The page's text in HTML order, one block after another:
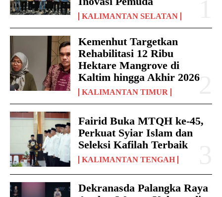
KALIMANTAN SELATAN
Kemenhut Targetkan
Rehabilitasi 12 Ribu
Hektare Mangrove di
Kaltim hingga Akhir 2026
KALIMANTAN TIMUR
Fairid Buka MTQH ke-45,
Perkuat Syiar Islam dan
Seleksi Kafilah Terbaik
KALIMANTAN TENGAH
Dekranasda Palangka Raya